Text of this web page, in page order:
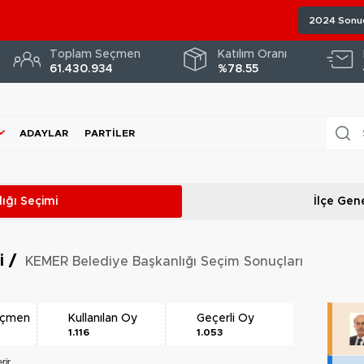
2024
Toplam Seçmen
61.430.934
Katılım Oranı
%78.55
ADAYLAR PARTILER
Seçimi İlçe
/ KEMER Belediye Başkanlığı Seçim Sonuçları
Kullanılan Oy
1.116
Geçerli Oy
1.053